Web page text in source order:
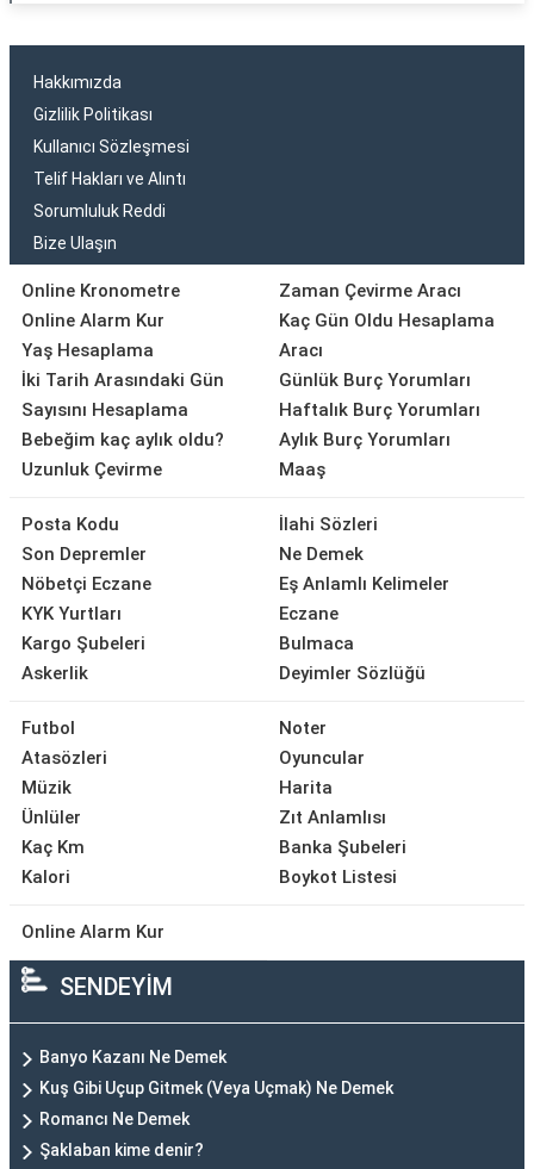
Hakkımızda
Gizlilik Politikası
Kullanıcı Sözleşmesi
Telif Hakları ve Alıntı
Sorumluluk Reddi
Bize Ulaşın
Online Kronometre
Online Alarm Kur
Yaş Hesaplama
İki Tarih Arasındaki Gün
Sayısını Hesaplama
Bebeğim kaç aylık oldu?
Uzunluk Çevirme
Zaman Çevirme Aracı
Kaç Gün Oldu Hesaplama
Aracı
Günlük Burç Yorumları
Haftalık Burç Yorumları
Aylık Burç Yorumları
Maaş
Posta Kodu
Son Depremler
Nöbetçi Eczane
KYK Yurtları
Kargo Şubeleri
Askerlik
İlahi Sözleri
Ne Demek
Eş Anlamlı Kelimeler
Eczane
Bulmaca
Deyimler Sözlüğü
Futbol
Atasözleri
Müzik
Ünlüler
Kaç Km
Kalori
Noter
Oyuncular
Harita
Zıt Anlamlısı
Banka Şubeleri
Boykot Listesi
Online Alarm Kur
SENDEYİM
Banyo Kazanı Ne Demek
Kuş Gibi Uçup Gitmek (Veya Uçmak) Ne Demek
Romancı Ne Demek
Şaklaban kime denir?